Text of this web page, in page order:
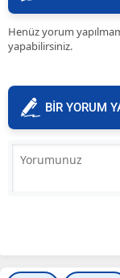
Henüz yorum
yapabilirsiniz.
BİR YORUM